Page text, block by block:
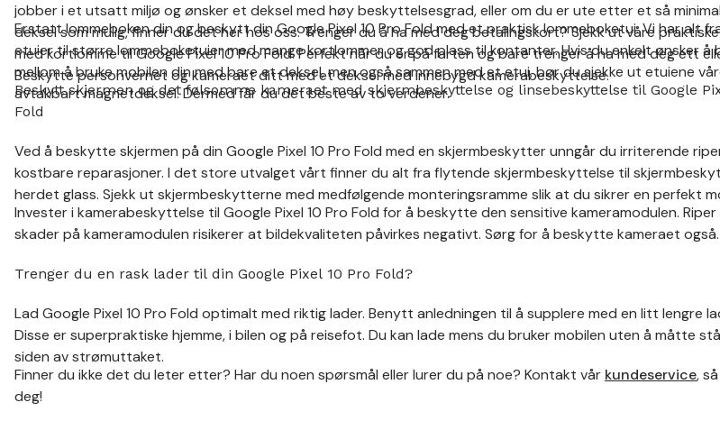
jobber i et utsatt miljø og ønsker et deksel med høy beskyttelsesgrad, eller om du er ute etter et så
deksel som mulig, finner du det her hos oss. Trenger du å ha med deg betalingskort? Sjekk ut våre
med kortlomme til Google Pixel 10 Pro Fold. Perfekt når du er på farten og bare trenger å ha med deg ett
Beskytte personvernet og kameraet ditt med et deksel med innebygd kamerabeskyttelse.
Erstatt lommeboken din og beskytt din Google Pixel 10 Pro Fold med et praktisk lommeboketui. Vi har alt
etuier til større lommeboketuier med mange kortlommer og god plass til kontanter. Hvis du enkelt ønsker å
mellom å bruke mobilen din med bare et deksel, men også sammen med et etui, bør du sjekke ut etuiene
avtakbart magnetdeksel. Dermed får du det beste av to verdener.
Beskytt skjermen og det følsomme kameraet med skjermbeskyttelse og linsebeskyttelse til Google
Fold
Ved å beskytte skjermen på din Google Pixel 10 Pro Fold med en skjermbeskytter unngår du irriterende
kostbare reparasjoner. I det store utvalget vårt finner du alt fra flytende skjermbeskyttelse til
herdet glass. Sjekk ut skjermbeskytterne med medfølgende monteringsramme slik at du sikrer en perfekt
Invester i kamerabeskyttelse til Google Pixel 10 Pro Fold for å beskytte den sensitive kameramodulen.
skader på kameramodulen risikerer at bildekvaliteten påvirkes negativt. Sørg for å beskytte kameraet også.
Trenger du en rask lader til din Google Pixel 10 Pro Fold?
Lad Google Pixel 10 Pro Fold optimalt med riktig lader. Benytt anledningen til å supplere med en litt lengre
Disse er superpraktiske hjemme, i bilen og på reisefot. Du kan lade mens du bruker mobilen uten å måtte
siden av strømuttaket.
Finner du ikke det du leter etter? Har du noen spørsmål eller lurer du på noe? Kontakt vår kundeservice,
deg!